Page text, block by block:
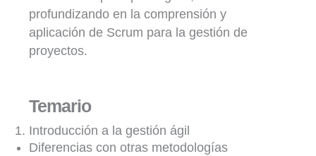
profundizando en la comprensión y
aplicación de Scrum para la gestión de
proyectos.
Temario
Introducción a la gestión ágil
Diferencias con otras metodologías